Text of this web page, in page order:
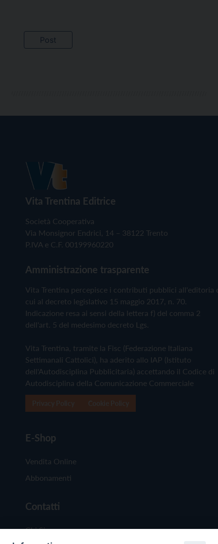
Vita Trentina Editrice
Società Cooperativa
Via Monsignor Endrici, 14 – 38122 Trento
P.IVA e C.F. 00199960220
Amministrazione trasparente
Vita Trentina percepisce i contributi pubblici all'editoria
cui al decreto legislativo 15 maggio 2017, n. 70.
Indicazione resa ai sensi della lettera f) del comma 2
dell'art. 5 del medesimo decreto Lgs.
Vita Trentina, tramite la Fisc (Federazione Italiana
Settimanali Cattolici), ha aderito allo IAP (Istituto
dell'Autodisciplina Pubblicitaria) accettando il Codice di
Autodisciplina della Comunicazione Commerciale
E-Shop
Vendita Online
Abbonamenti
Contatti
Chi Siamo